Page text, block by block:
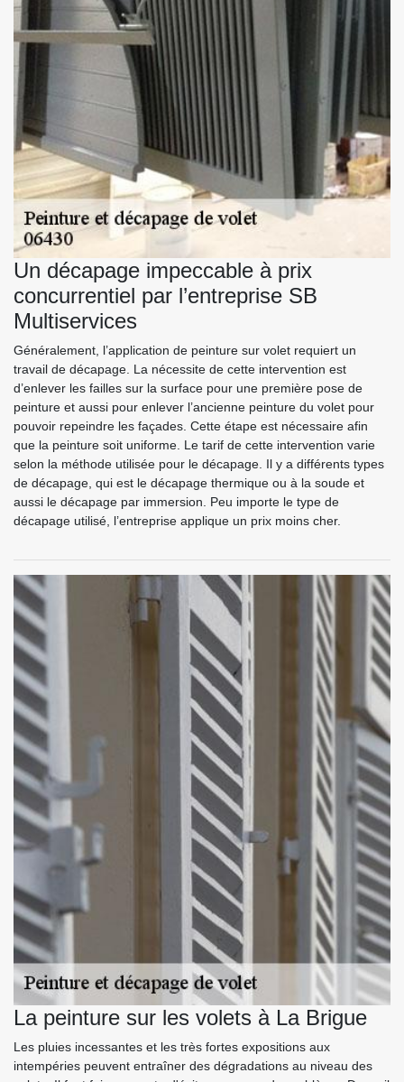
Un décapage impeccable à prix
concurrentiel par l’entreprise SB
Multiservices
Généralement, l’application de peinture sur volet requiert un
travail de décapage. La nécessite de cette intervention est
d’enlever les failles sur la surface pour une première pose de
peinture et aussi pour enlever l’ancienne peinture du volet pour
pouvoir repeindre les façades. Cette étape est nécessaire afin
que la peinture soit uniforme. Le tarif de cette intervention varie
selon la méthode utilisée pour le décapage. Il y a différents types
de décapage, qui est le décapage thermique ou à la soude et
aussi le décapage par immersion. Peu importe le type de
décapage utilisé, l’entreprise applique un prix moins cher.
La peinture sur les volets à La Brigue
Les pluies incessantes et les très fortes expositions aux
intempéries peuvent entraîner des dégradations au niveau des